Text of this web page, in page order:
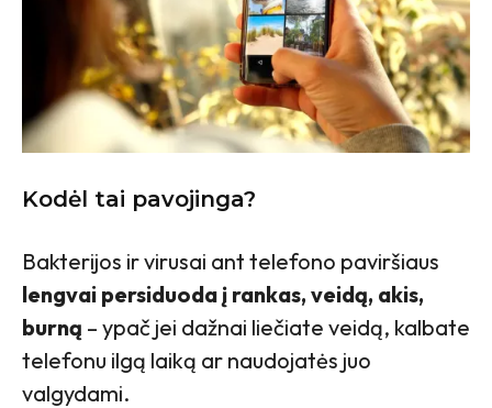
Kodėl tai pavojinga?
Bakterijos ir virusai ant telefono paviršiaus
lengvai persiduoda į rankas, veidą, akis,
burną – ypač jei dažnai liečiate veidą, kalbate
telefonu ilgą laiką ar naudojatės juo
valgydami.